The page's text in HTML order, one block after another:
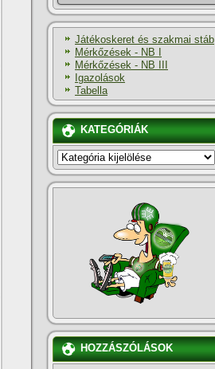
Játékoskeret és szakmai stáb
Mérkőzések - NB I
Mérkőzések - NB III
Igazolások
Tabella
KATEGÓRIÁK
KATEGÓRIÁK
HOZZÁSZÓLÁSOK